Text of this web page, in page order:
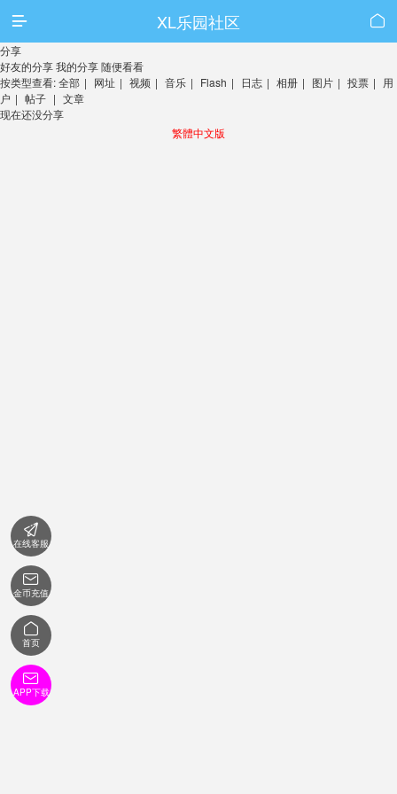
 XL乐园社区 
分享
好友的分享我的分享随便看看
按类型查看:全部 | 网址 | 视频 | 音乐 | Flash | 日志 | 相册 | 图片 | 投票 | 用
户 | 帖子 | 文章
现在还没分享
繁體中文版

在线客服

金币充值

首页

APP下载